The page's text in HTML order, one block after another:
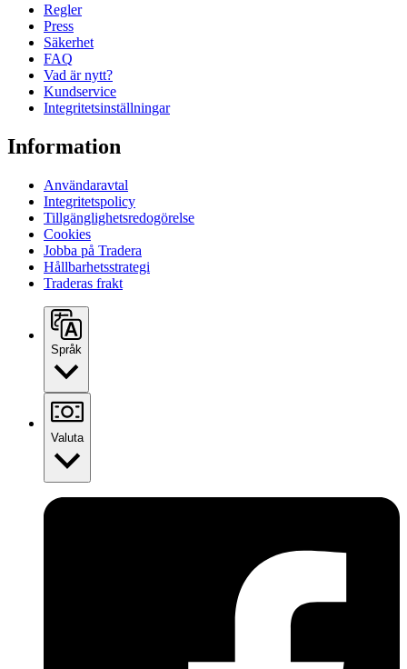
Regler
Press
Säkerhet
FAQ
Vad är nytt?
Kundservice
Integritetsinställningar
Information
Användaravtal
Integritetspolicy
Tillgänglighetsredogörelse
Cookies
Jobba på Tradera
Hållbarhetsstrategi
Traderas frakt
Språk
Valuta